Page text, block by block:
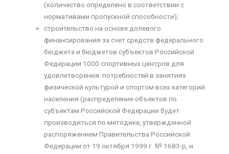
(количество определено в соответствии с
нормативами пропускной способности);
строительство на основе долевого
финансирования за счет средств федерального
бюджета и бюджетов субъектов Российской
Федерации 1000 спортивных центров для
удовлетворения потребностей в занятиях
физической культурой и спортом всех категорий
населения (распределение объектов по
субъектам Российской Федерации будет
производиться по методике, утвержденной
распоряжением Правительства Российской
Федерации от 19 октября 1999 г. № 1683-р, и